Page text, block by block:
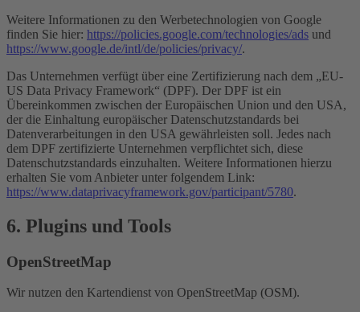
Weitere Informationen zu den Werbetechnologien von Google
finden Sie hier: https://policies.google.com/technologies/ads und
https://www.google.de/intl/de/policies/privacy/.
Das Unternehmen verfügt über eine Zertifizierung nach dem „EU-
US Data Privacy Framework“ (DPF). Der DPF ist ein
Übereinkommen zwischen der Europäischen Union und den USA,
der die Einhaltung europäischer Datenschutzstandards bei
Datenverarbeitungen in den USA gewährleisten soll. Jedes nach
dem DPF zertifizierte Unternehmen verpflichtet sich, diese
Datenschutzstandards einzuhalten. Weitere Informationen hierzu
erhalten Sie vom Anbieter unter folgendem Link:
https://www.dataprivacyframework.gov/participant/5780.
6. Plugins und Tools
OpenStreetMap
Wir nutzen den Kartendienst von OpenStreetMap (OSM).